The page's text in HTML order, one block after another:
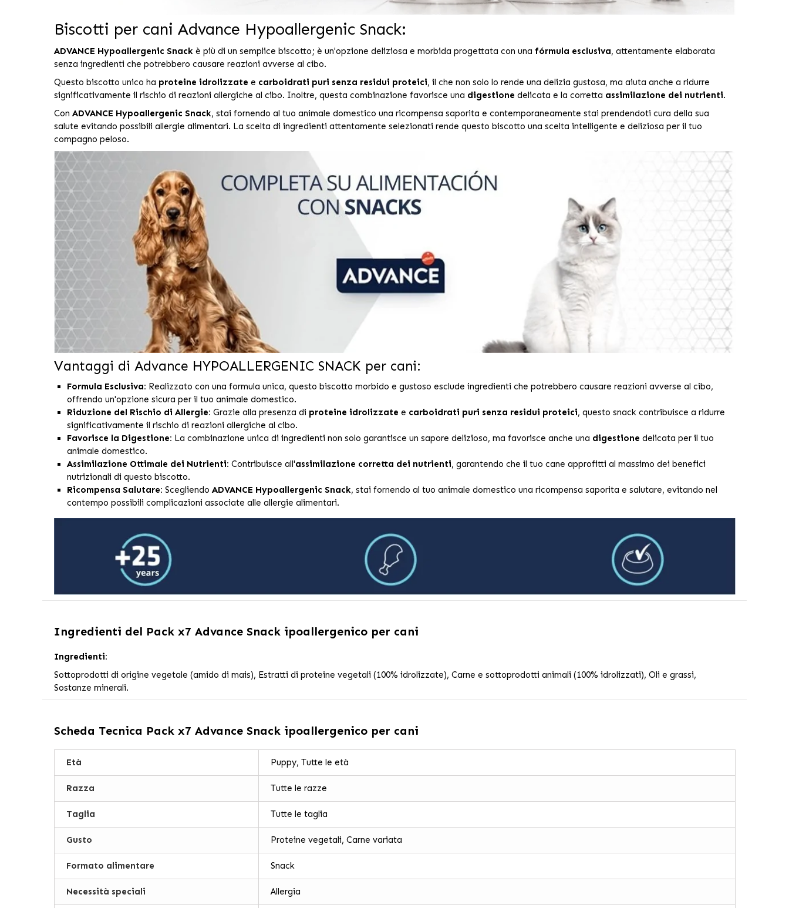
Biscotti per cani Advance Hypoallergenic Snack:
ADVANCE Hypoallergenic Snackè più di un semplice biscotto; è un'opzione deliziosa e morbida progettata con una fórmula esclusiva, attentamente elaborata
senza ingredienti che potrebbero causare reazioni avverse al cibo.
Questo biscotto unico ha proteine idrolizzate e carboidrati puri senza residui proteici, il che non solo lo rende una delizia gustosa, ma aiuta anche a ridurre
significativamente il rischio di reazioni allergiche al cibo. Inoltre, questa combinazione favorisce una digestione delicata e la corretta assimilazione dei nutrienti.
Con ADVANCE Hypoallergenic Snack, stai fornendo al tuo animale domestico una ricompensa saporita e contemporaneamente stai prendendoti cura della sua
salute evitando possibili allergie alimentari. La scelta di ingredienti attentamente selezionati rende questo biscotto una scelta intelligente e deliziosa per il tuo
compagno peloso.
Vantaggi di Advance HYPOALLERGENIC SNACK per cani:
Formula Esclusiva: Realizzato con una formula unica, questo biscotto morbido e gustoso esclude ingredienti che potrebbero causare reazioni avverse al cibo,
offrendo un'opzione sicura per il tuo animale domestico.
Riduzione del Rischio di Allergie: Grazie alla presenza di proteine idrolizzate e carboidrati puri senza residui proteici, questo snack contribuisce a ridurre
significativamente il rischio di reazioni allergiche al cibo.
Favorisce la Digestione: La combinazione unica di ingredienti non solo garantisce un sapore delizioso, ma favorisce anche una digestione delicata per il tuo
animale domestico.
Assimilazione Ottimale dei Nutrienti: Contribuisce all'assimilazione corretta dei nutrienti, garantendo che il tuo cane approfitti al massimo dei benefici
nutrizionali di questo biscotto.
Ricompensa Salutare: Scegliendo ADVANCE Hypoallergenic Snack, stai fornendo al tuo animale domestico una ricompensa saporita e salutare, evitando nel
contempo possibili complicazioni associate alle allergie alimentari.
Ingredienti del Pack x7 Advance Snack ipoallergenico per cani
Ingredienti:
Sottoprodotti di origine vegetale (amido di mais), Estratti di proteine vegetali (100% idrolizzate), Carne e sottoprodotti animali (100% idrolizzati), Oli e grassi,
Sostanze minerali.
Scheda Tecnica Pack x7 Advance Snack ipoallergenico per cani
Età Puppy, Tutte le età
Razza Tutte le razze
Taglia Tutte le taglia
Gusto Proteine vegetali, Carne variata
Formato alimentare Snack
Necessità speciali Allergia